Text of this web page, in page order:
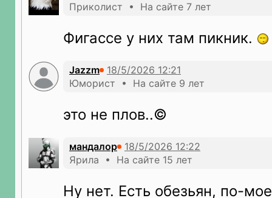
Приколист • На сайте 7 лет
Фигассе у них там пикник.
Jazzm
Юморист • На сайте 9 лет
это не плов..©
мандалор
Ярила • На сайте 15 лет
Ну нет. Есть обезьян, по-